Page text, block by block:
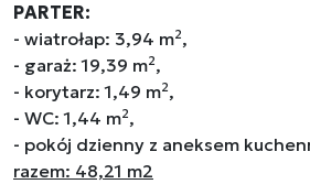
PARTER:
- wiatrołap: 3,94 m2,
- garaż: 19,39 m2,
- korytarz: 1,49 m2,
- WC: 1,44 m2,
- pokój dzienny z aneksem
razem: 48,21 m2